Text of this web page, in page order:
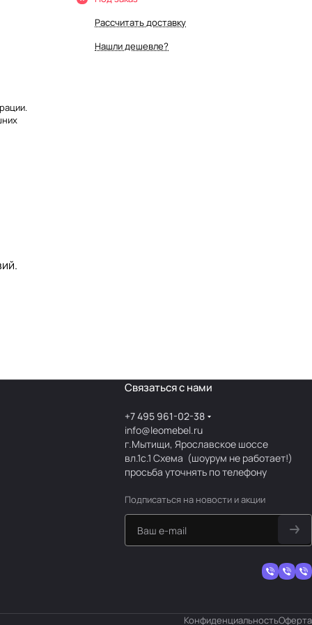
Рассчитать доставку
Нашли дешевле?
Связаться с нами
+7 495 961-02-38
info@leomebel.ru
г.Мытищи, Ярославское шоссе
вл.1с.1Схема (шоурум не работает!)
просьба уточнять по телефону
Подписаться на новости и акции
КонфиденциальностьОферта